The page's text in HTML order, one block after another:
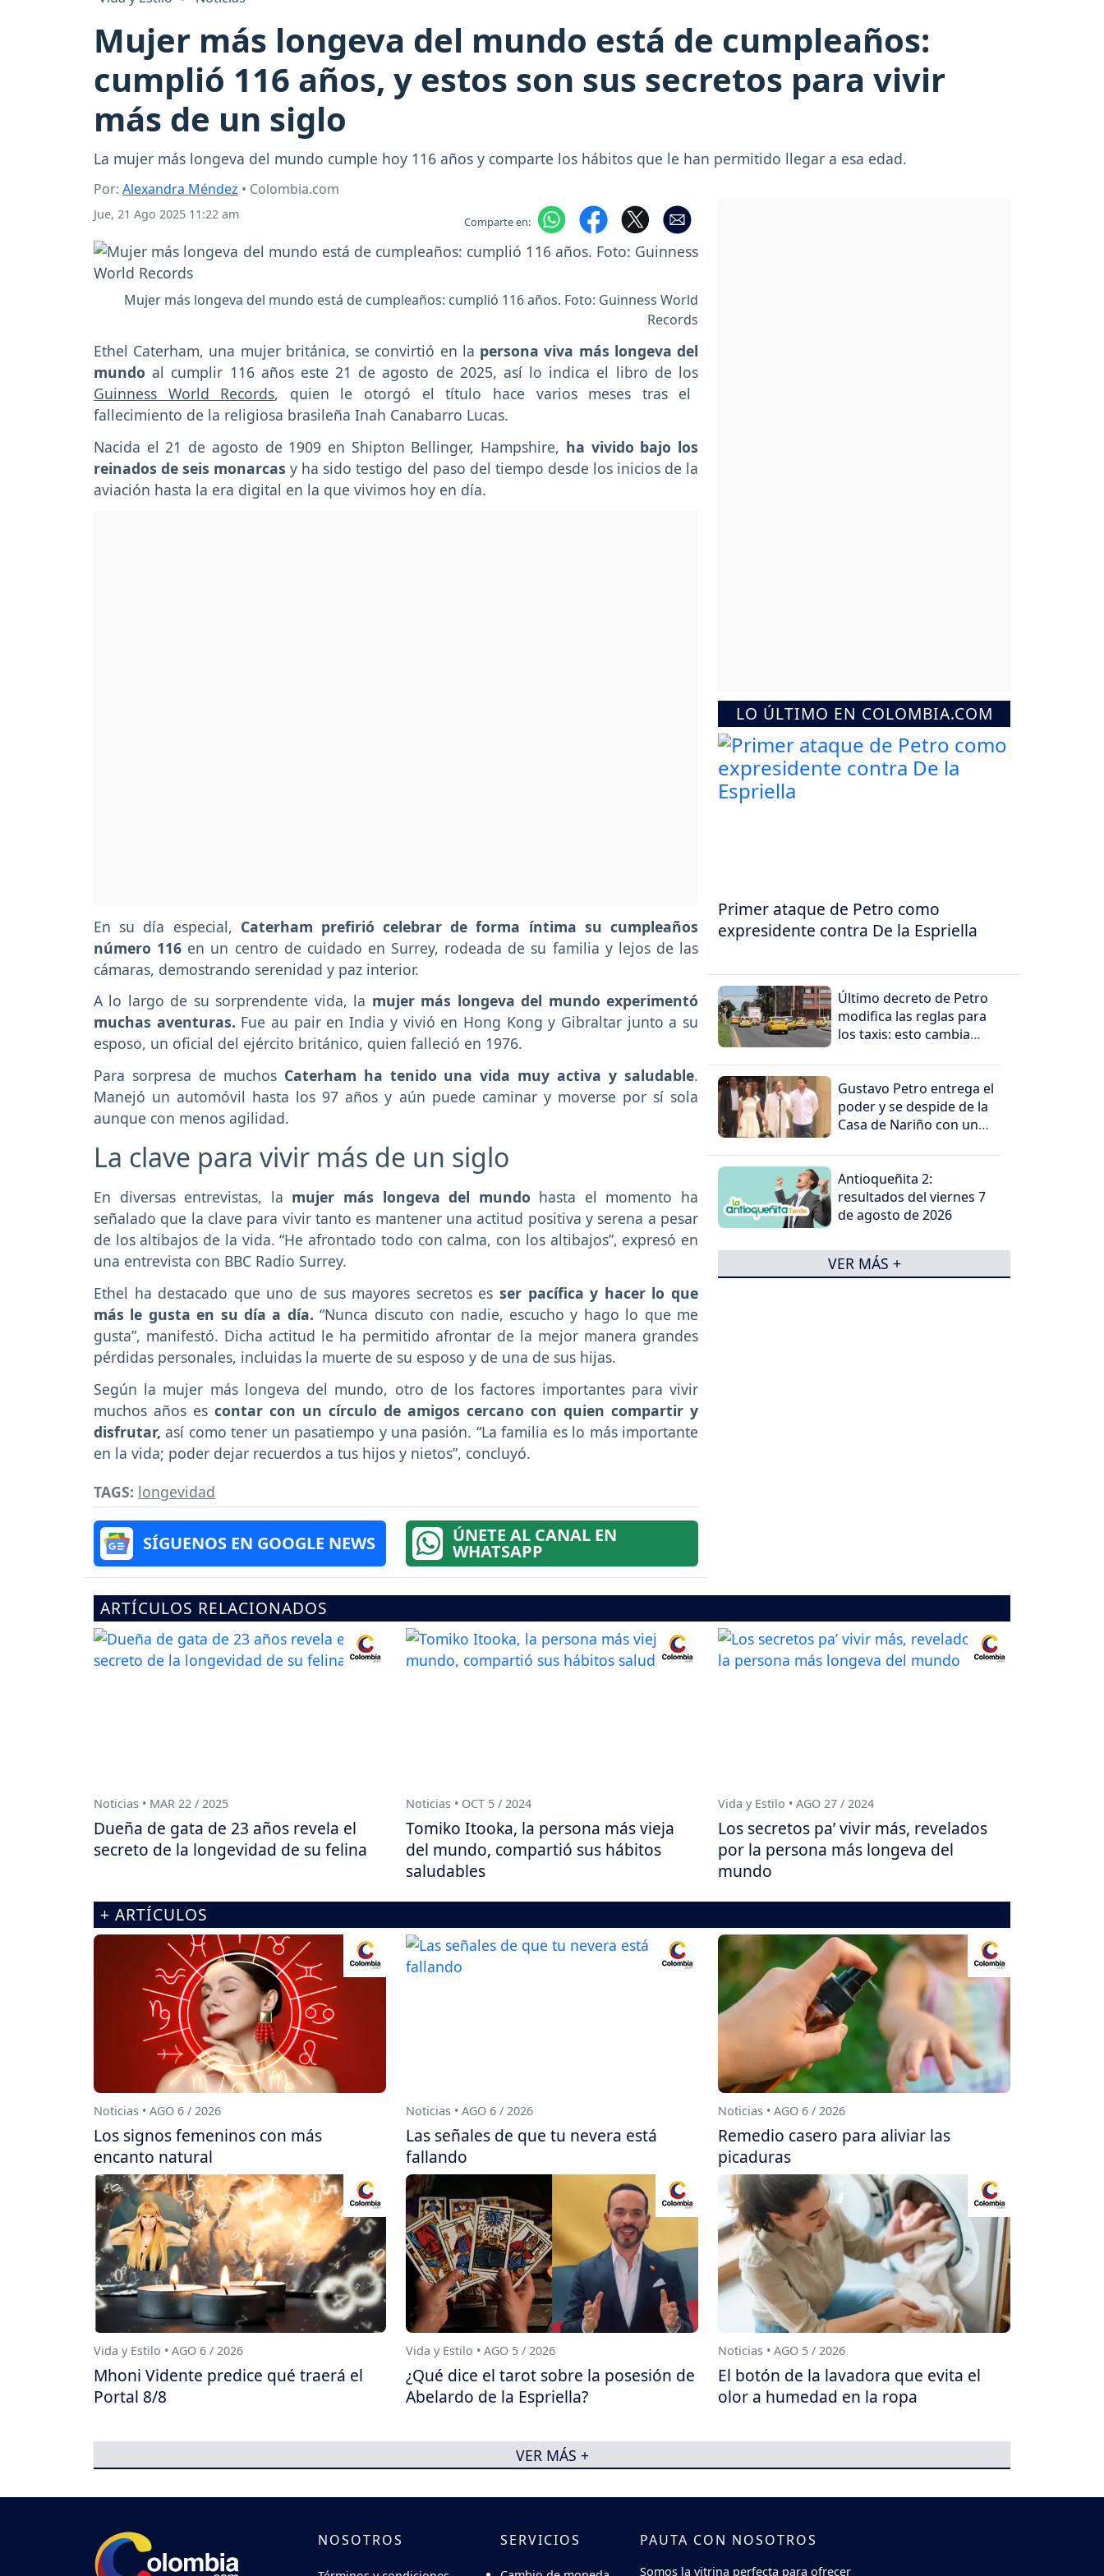
Mujer más longeva del mundo está de cumpleaños:
cumplió 116 años, y estos son sus secretos para vivir
más de un siglo
La mujer más longeva del mundo cumple hoy 116 años y comparte los hábitos que le han permitido llegar a esa edad.
Por: Alexandra Méndez • Colombia.com
Jue, 21 Ago 2025 11:22 am Comparte en:
Mujer más longeva del mundo está de cumpleaños: cumplió 116 años. Foto: Guinness World
Records
Ethel Caterham, una mujer británica, se convirtió en la persona viva más longeva del
mundoal cumplir 116 años este 21 de agosto de 2025, así lo indica el libro de los
Guinness World Records, quien le otorgó el título hace varios meses tras el
fallecimiento de la religiosa brasileña Inah Canabarro Lucas.
Nacida el 21 de agosto de 1909 en Shipton Bellinger, Hampshire, ha vivido bajo los
reinados de seis monarcasy ha sido testigo del paso del tiempo desde los inicios de la
aviación hasta la era digital en la que vivimos hoy en día.
En su día especial, Caterham prefirió celebrar de forma íntima su cumpleaños
número 116 en un centro de cuidado en Surrey, rodeada de su familia y lejos de las
cámaras, demostrando serenidad y paz interior.
A lo largo de su sorprendente vida, la mujer más longeva del mundo experimentó
muchas aventuras. Fue au pair en India y vivió en Hong Kong y Gibraltar junto a su
esposo, un oficial del ejército británico, quien falleció en 1976.
Para sorpresa de muchos Caterham ha tenido una vida muy activa y saludable.
Manejó un automóvil hasta los 97 años y aún puede caminar y moverse por sí sola
aunque con menos agilidad.
La clave para vivir más de un siglo
En diversas entrevistas, la mujer más longeva del mundo hasta el momento ha
señalado que la clave para vivir tanto es mantener una actitud positiva y serena a pesar
de los altibajos de la vida. “He afrontado todo con calma, con los altibajos”, expresó en
una entrevista con BBC Radio Surrey.
Ethel ha destacado que uno de sus mayores secretos es ser pacífica y hacer lo que
más le gusta en su día a día. “Nunca discuto con nadie, escucho y hago lo que me
gusta”, manifestó. Dicha actitud le ha permitido afrontar de la mejor manera grandes
pérdidas personales, incluidas la muerte de su esposo y de una de sus hijas.
Según la mujer más longeva del mundo, otro de los factores importantes para vivir
muchos años es contar con un círculo de amigos cercano con quien compartir y
disfrutar, así como tener un pasatiempo y una pasión. “La familia es lo más importante
en la vida; poder dejar recuerdos a tus hijos y nietos”, concluyó.
TAGS: longevidad
SÍGUENOS EN GOOGLE NEWS ÚNETE AL CANAL EN
WHATSAPP
LO ÚLTIMO EN COLOMBIA.COM
Primer ataque de Petro como
expresidente contra De la Espriella
Último decreto de Petro
modifica las reglas para
los taxis: esto cambia
propietarios
Gustavo Petro entrega el
poder y se despide de la
Casa de Nariño con un
Antioqueñita 2:
resultados del viernes 7
de agosto de 2026
VER MÁS +
ARTÍCULOS RELACIONADOS
Noticias • MAR 22 / 2025
Dueña de gata de 23 años revela el
secreto de la longevidad de su felina
Noticias • OCT 5 / 2024
Tomiko Itooka, la persona más vieja
del mundo, compartió sus hábitos
saludables
Vida y Estilo • AGO 27 / 2024
Los secretos pa’ vivir más, revelados
por la persona más longeva del
mundo
+ ARTÍCULOS
Noticias • AGO 6 / 2026
Los signos femeninos con más
encanto natural
Noticias • AGO 6 / 2026
Las señales de que tu nevera está
fallando
Noticias • AGO 6 / 2026
Remedio casero para aliviar las
picaduras
Vida y Estilo • AGO 6 / 2026
Mhoni Vidente predice qué traerá el
Portal 8/8
Vida y Estilo • AGO 5 / 2026
¿Qué dice el tarot sobre la posesión de
Abelardo de la Espriella?
Noticias • AGO 5 / 2026
El botón de la lavadora que evita el
olor a humedad en la ropa
VER MÁS +
NOSOTROS SERVICIOS PAUTA CON NOSOTROS
Somos la vitrina perfecta para ofrecer